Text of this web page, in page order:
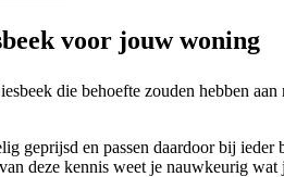
voor jouw woning
die behoefte zouden hebben
geprijsd en passen daardoor bij
deze kennis weet je nauwkeurig